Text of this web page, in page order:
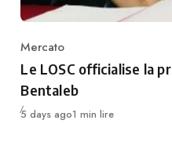
Category
Mercato
Le LOSC officialise la
Bentaleb
Publié
5 days ago1 min lire